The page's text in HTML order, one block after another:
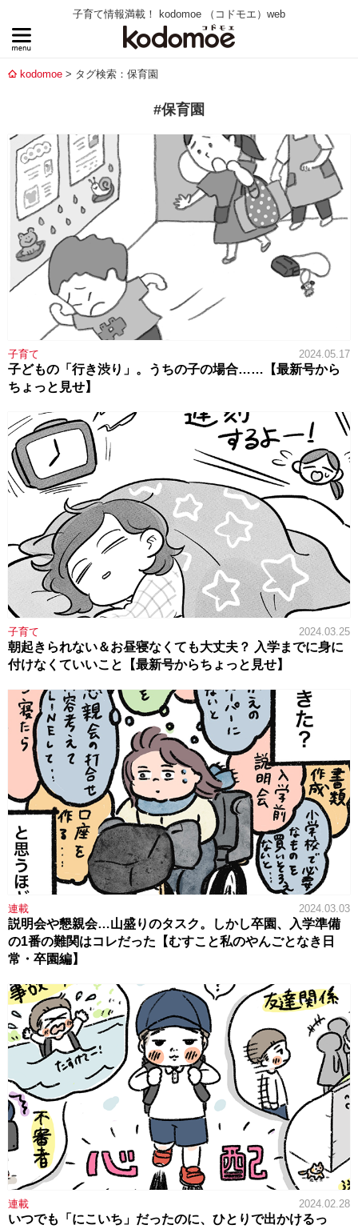
子育て情報満載！ kodomoe （コドモエ）web
kodomoe タグ検索：保育園
#保育園
子育て 2024.05.17
子どもの「行き渋り」。うちの子の場合……【最新号から
ちょっと見せ】
子育て 2024.03.25
朝起きられない＆お昼寝なくても大丈夫？ 入学までに身に
付けなくていいこと【最新号からちょっと見せ】
連載 2024.03.03
説明会や懇親会…山盛りのタスク。しかし卒園、入学準備
の1番の難関はコレだった【むすこと私のやんごとなき日
常・卒園編】
連載 2024.02.28
いつでも「にこいち」だったのに、ひとりで出かけるっ